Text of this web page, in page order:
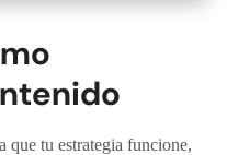
que tu estrategia funcione,